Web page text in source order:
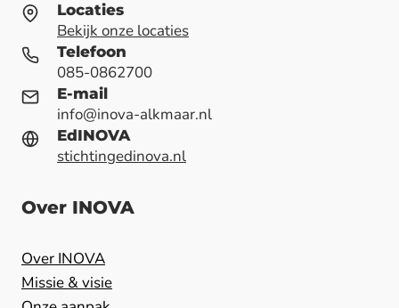
Locaties
Bekijk onze locaties
Telefoon
085-0862700
E-mail
info@inova-alkmaar.nl
EdINOVA
stichtingedinova.nl
Over INOVA
Over INOVA
Missie & visie